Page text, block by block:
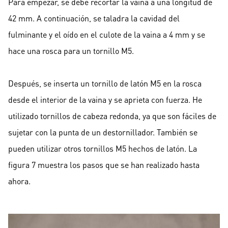
42 mm. A continuación, se taladra la cavidad del
fulminante y el oído en el culote de la vaina a 4 mm y se
hace una rosca para un tornillo M5.
Después, se inserta un tornillo de latón M5 en la rosca
desde el interior de la vaina y se aprieta con fuerza. He
utilizado tornillos de cabeza redonda, ya que son fáciles de
sujetar con la punta de un destornillador. También se
pueden utilizar otros tornillos M5 hechos de latón. La
figura 7 muestra los pasos que se han realizado hasta
ahora.